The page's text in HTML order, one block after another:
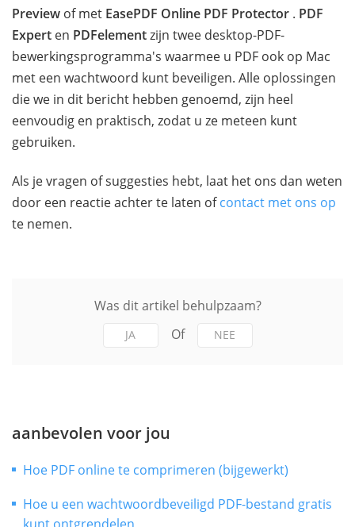
Preview of met EasePDF Online PDF Protector . PDF
Expert en PDFelementzijn twee desktop-PDF-
bewerkingsprogramma's waarmee u PDF ook op Mac
met een wachtwoord kunt beveiligen. Alle oplossingen
die we in dit bericht hebben genoemd, zijn heel
eenvoudig en praktisch, zodat u ze meteen kunt
gebruiken.
Als je vragen of suggesties hebt, laat het ons dan weten
door een reactie achter te laten ofcontact met ons op
te nemen.
Was dit artikel behulpzaam?
JA Of NEE
aanbevolen voor jou
Hoe PDF online te comprimeren (bijgewerkt)
Hoe u een wachtwoordbeveiligd PDF-bestand gratis